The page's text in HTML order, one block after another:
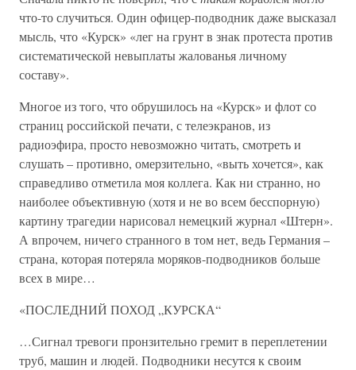
что-то случиться. Один офицер-подводник даже высказал
мысль, что «Курск» «лег на грунт в знак протеста против
систематической невыплаты жалованья личному
составу».
Многое из того, что обрушилось на «Курск» и флот со
страниц российской печати, с телеэкранов, из
радиоэфира, просто невозможно читать, смотреть и
слушать – противно, омерзительно, «выть хочется», как
справедливо отметила моя коллега. Как ни странно, но
наиболее объективную (хотя и не во всем бесспорную)
картину трагедии нарисовал немецкий журнал «Штерн».
А впрочем, ничего странного в том нет, ведь Германия –
страна, которая потеряла моряков-подводников больше
всех в мире…
«ПОСЛЕДНИЙ ПОХОД „КУРСКА“
…Сигнал тревоги пронзительно гремит в переплетении
труб, машин и людей. Подводники несутся к своим